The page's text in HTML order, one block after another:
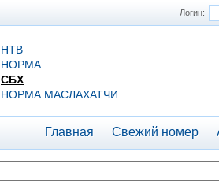
Логин:
НТВ
НОРМА
СБХ
НОРМА МАСЛАХАТЧИ
Главная Свежий номер